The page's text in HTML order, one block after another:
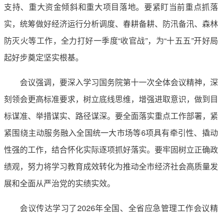
支持、重大资金倾斜和重大项目落地。要紧盯当前重点抓落
实，统筹做好经济运行分析调度、春耕备耕、防汛备汛、森林
防灭火等工作，全力打好一季度“收官战”，为“十五五”开好局
起好步奠定坚实根基。
会议强调，要深入学习国务院第十一次全体会议精神，深
刻领会更高标准要求，树立底线思维，增强进取意识，做到目
标谋准、举措谋实、路径谋深。要全面落实重点工作部署，紧
紧围绕主动服务融入全国统一大市场等6项具有牵引性、撬动
性强的工作，结合怀化实际逐项抓好落实。要牢固树立正确政
绩观，努力将学习教育成效转化为推动全市经济社会高质量发
展和全面从严治党的实绩实效。
会议传达学习了2026年全国、全省应急管理工作会议精